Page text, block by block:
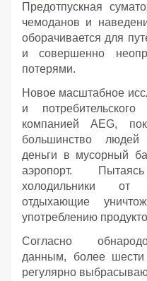
Предотпускная
чемоданов и
оборачивается для
и совершенно
потерями.
Новое масштабное
и
компанией AEG,
большинство
деньги в мусорный
аэропорт.
холодильники от
отдыхающие
употреблению
Согласно
данным, более шести
регулярно